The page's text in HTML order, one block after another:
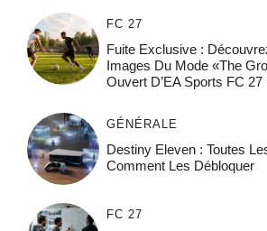
FC 27
Fuite Exclusive :
Images Du Mode «The
Ouvert D’EA Sports FC 27
GÉNÉRALE
Destiny Eleven : Toutes
Comment Les Débloquer
FC 27